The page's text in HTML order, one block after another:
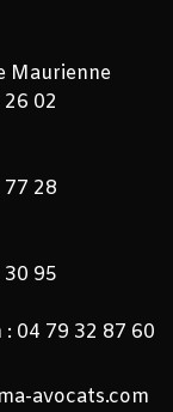
Maurienne
02
77 28
30 95
: 04 79 32 87 60
avocats.com